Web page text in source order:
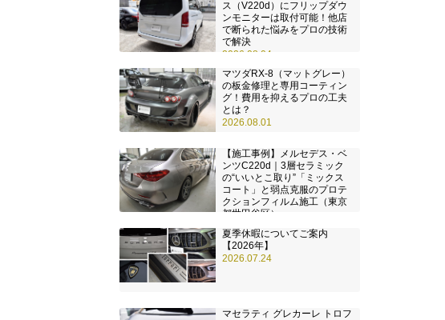
ス（V220d）にフリップダウ
ンモニターは取付可能！他店
で断られた悩みをプロの技術
で解決
2026.08.04
マツダRX-8（マットグレー）
の板金修理と専用コーティン
グ！費用を抑えるプロの工夫
とは？
2026.08.01
【施工事例】メルセデス・ベ
ンツC220d｜3層セラミック
の“いいとこ取り”「ミックス
コート」と弱点克服のプロテ
クションフィルム施工（東京
都世田谷区）
夏季休暇についてご案内
【2026年】
2026.07.24
マセラティ グレカーレ トロフ